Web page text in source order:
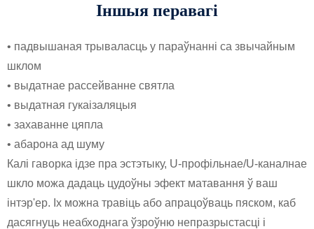
Іншыя перавагі
• падвышаная трываласць у параўнанні са звычайным
шклом
• выдатнае рассейванне святла
• выдатная гукаізаляцыя
• захаванне цяпла
• абарона ад шуму
Калі гаворка ідзе пра эстэтыку, U-профільнае/U-каналнае
шкло можа дадаць цудоўны эфект матавання ў ваш
інтэр'ер. Іх можна травіць або апрацоўваць пяском, каб
дасягнуць неабходнага ўзроўню непразрыстасці і